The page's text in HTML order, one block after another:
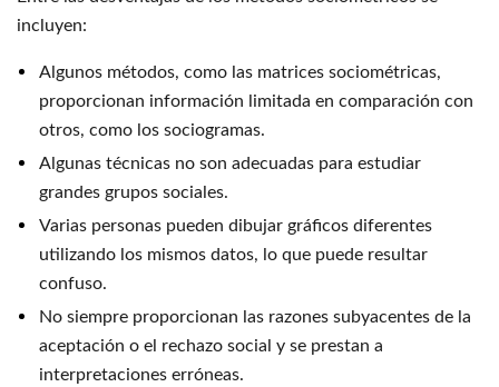
incluyen:
Algunos métodos, como las matrices sociométricas,
proporcionan información limitada en comparación con
otros, como los sociogramas.
Algunas técnicas no son adecuadas para estudiar
grandes grupos sociales.
Varias personas pueden dibujar gráficos diferentes
utilizando los mismos datos, lo que puede resultar
confuso.
No siempre proporcionan las razones subyacentes de la
aceptación o el rechazo social y se prestan a
interpretaciones erróneas.